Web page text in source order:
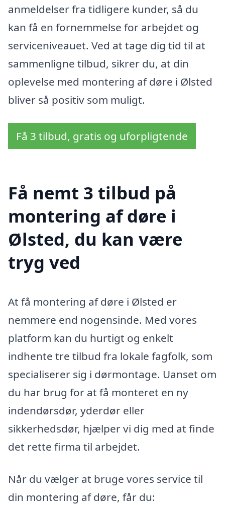
anmeldelser fra tidligere kunder, så du
kan få en fornemmelse for arbejdet og
serviceniveauet. Ved at tage dig tid til at
sammenligne tilbud, sikrer du, at din
oplevelse med montering af døre i Ølsted
bliver så positiv som muligt.
Få 3 tilbud, gratis og uforpligtende
Få nemt 3 tilbud på
montering af døre i
Ølsted, du kan være
tryg ved
At få montering af døre i Ølsted er
nemmere end nogensinde. Med vores
platform kan du hurtigt og enkelt
indhente tre tilbud fra lokale fagfolk, som
specialiserer sig i dørmontage. Uanset om
du har brug for at få monteret en ny
indendørsdør, yderdør eller
sikkerhedsdør, hjælper vi dig med at finde
det rette firma til arbejdet.
Når du vælger at bruge vores service til
din montering af døre, får du: